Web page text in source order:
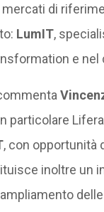
di
LumIT,
e nel
particolare
, con opportunità
inoltre un